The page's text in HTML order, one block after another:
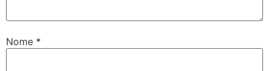
Nome *